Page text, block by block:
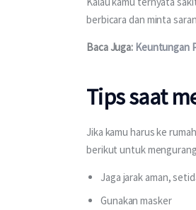
berbicara dan minta
Baca Juga: Keuntungan
Tips saat
Jika kamu harus ke
berikut untuk
Jaga jarak aman,
Gunakan masker